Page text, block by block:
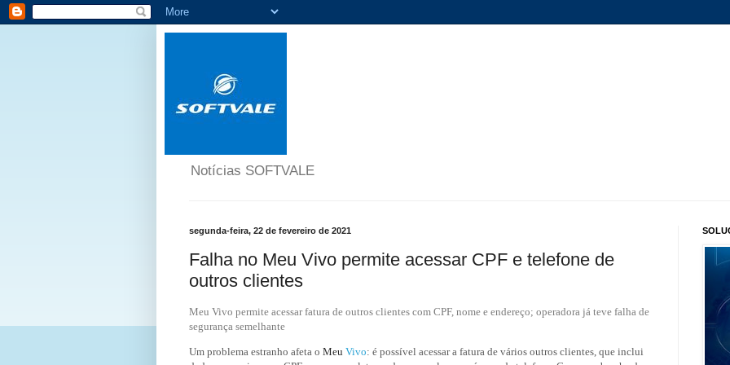
Notícias SOFTVALE
segunda-feira, 22 de fevereiro de 2021
Falha no Meu Vivo permite acessar CPF e telefone de
outros clientes
Meu Vivo permite acessar fatura de outros clientes com CPF, nome e endereço; operadora já teve falha de
segurança semelhante
Um problema estranho afeta o Meu Vivo: é possível acessar a fatura de vários outros clientes, que inclui